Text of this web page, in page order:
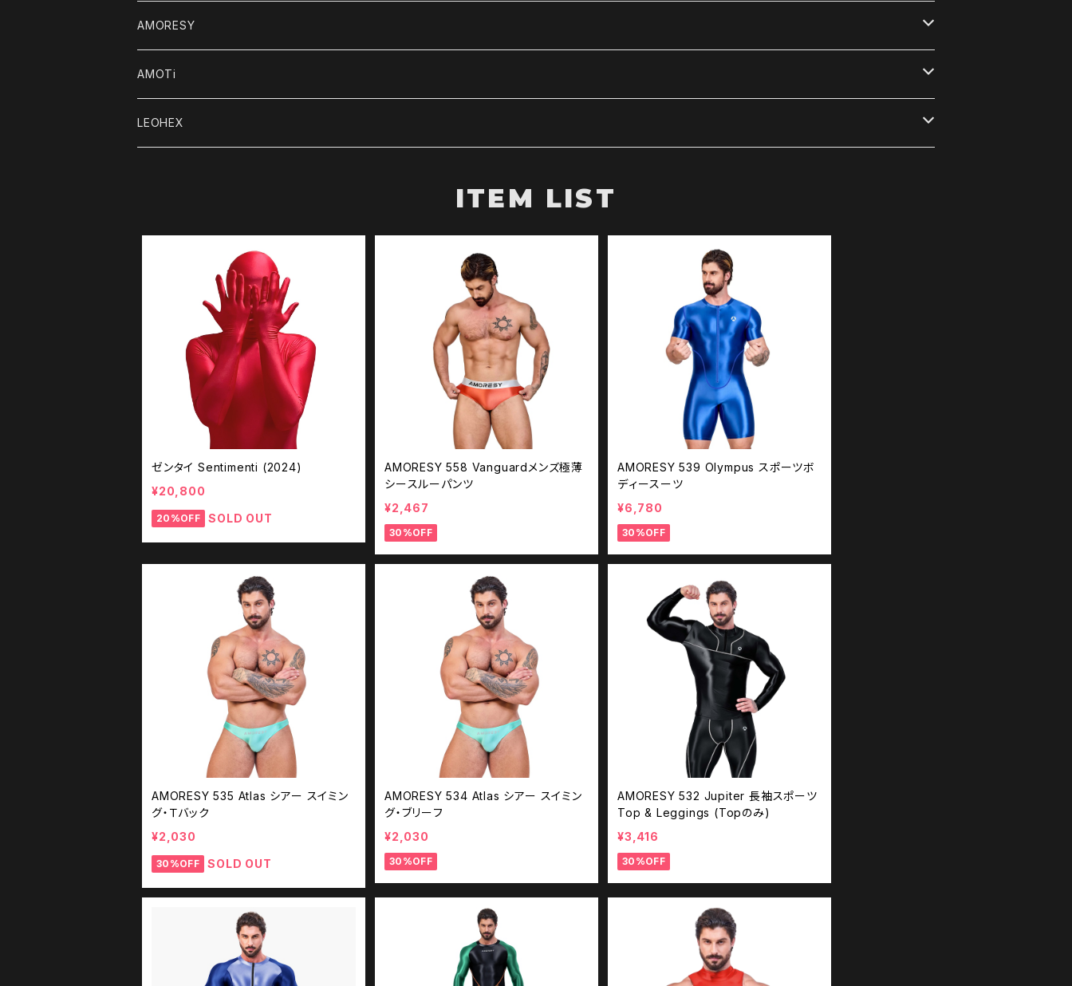
デジタルコンテンツ
オリジナルゼンタイ
輸入品
AMORESY
レディース
キャットスーツ＆ユニタード
スポーツ＆アクティブウェア
メンズ
ボクサー,ブリーフ,トランクス
AMOTi
Women's
LEOHEX
ITEM LIST
ゼンタイ Sentimenti (2024)
¥20,800
20%OFF SOLD OUT
AMORESY 558 Vanguardメンズ極薄
シースルーパンツ
¥2,467
30%OFF
AMORESY 539 Olympus スポーツボ
ディースーツ
¥6,780
30%OFF
AMORESY 535 Atlas シアー スイミン
グ・Ｔバック
¥2,030
30%OFF SOLD OUT
AMORESY 534 Atlas シアー スイミン
グ・ブリーフ
¥2,030
30%OFF
AMORESY 532 Jupiter 長袖スポーツ
Top & Leggings (Topのみ)
¥3,416
30%OFF